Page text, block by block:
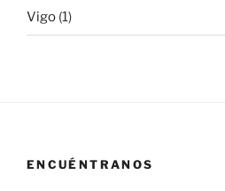
Vigo (1)
ENCUÉNTRANOS